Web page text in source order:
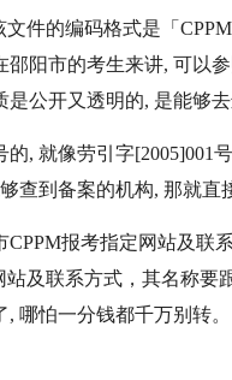
件的编码格式是「
阳市的考生来讲, 可以
公开又透明的, 是能够去
, 就像劳引字[2005]001
查到备案的机构, 那就直
报考指定网站及联
及联系方式，其名称要
哪怕一分钱都千万别转。